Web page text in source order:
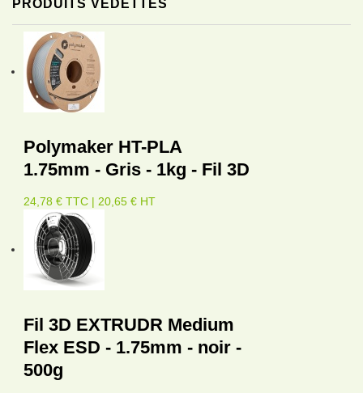
PRODUITS VEDETTES
Polymaker HT-PLA
1.75mm - Gris - 1kg - Fil 3D
24,78 € TTC | 20,65 € HT
Fil 3D EXTRUDR Medium
Flex ESD - 1.75mm - noir -
500g